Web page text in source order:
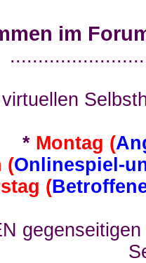
im
* Montag (
(Onlinespiel-
(